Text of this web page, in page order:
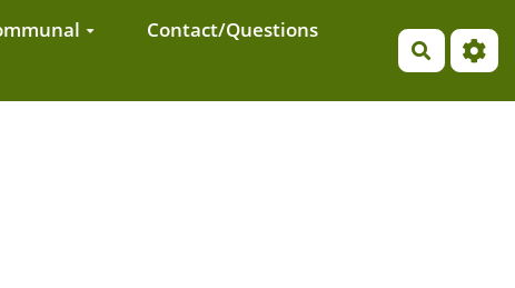
Contact/Questions